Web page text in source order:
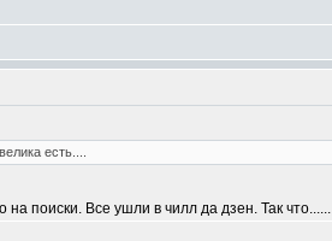
есть....
поиски. Все ушли в чилл да дзен. Так что......